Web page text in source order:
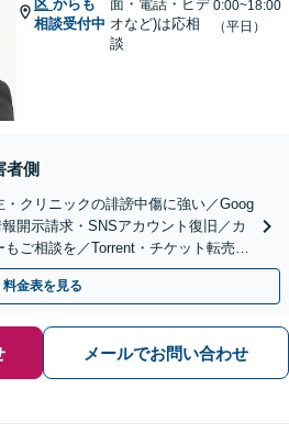
区 からも
相談受付中
面・電話・ビデ
オなど)は応相
談
0:00~18:00
（平日）
者側
・クリニックの誹謗中傷に強い／Goog
開示請求・SNSアカウント復旧／カ
ご相談を／Torrent・チケット転売等
料金表を見る
メールでお問い合わせ